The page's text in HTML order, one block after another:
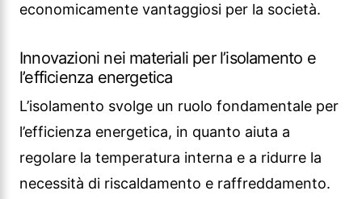
economicamente vantaggiosi per la società.
Innovazioni nei materiali per l’isolamento e
l’efficienza energetica
L’isolamento svolge un ruolo fondamentale per
l’efficienza energetica, in quanto aiuta a
regolare la temperatura interna e a ridurre la
necessità di riscaldamento e raffreddamento.